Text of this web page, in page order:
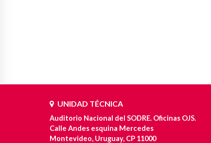
UNIDAD TÉCNICA
Auditorio Nacional del SODRE. Oficinas OJS.
Calle Andes esquina Mercedes
Montevideo, Uruguay, CP 11000